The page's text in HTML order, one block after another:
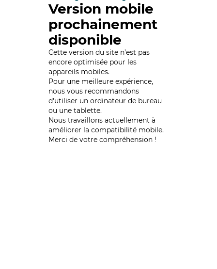
Version mobile
prochainement
disponible
Cette version du site n’est pas
encore optimisée pour les
appareils mobiles.
Pour une meilleure expérience,
nous vous recommandons
d'utiliser un ordinateur de bureau
ou une tablette.
Nous travaillons actuellement à
améliorer la compatibilité mobile.
Merci de votre compréhension !